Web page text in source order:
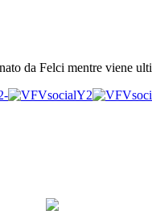
da Felci mentre viene